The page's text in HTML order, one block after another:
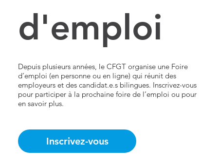
d'emploi
Depuis plusieurs années, le CFGT organise une Foire
d’emploi (en personne ou en ligne) qui réunit des
employeurs et des candidat.e.s bilingues. Inscrivez-vous
pour participer à la prochaine foire de l’emploi ou pour
en savoir plus.
Inscrivez-vous